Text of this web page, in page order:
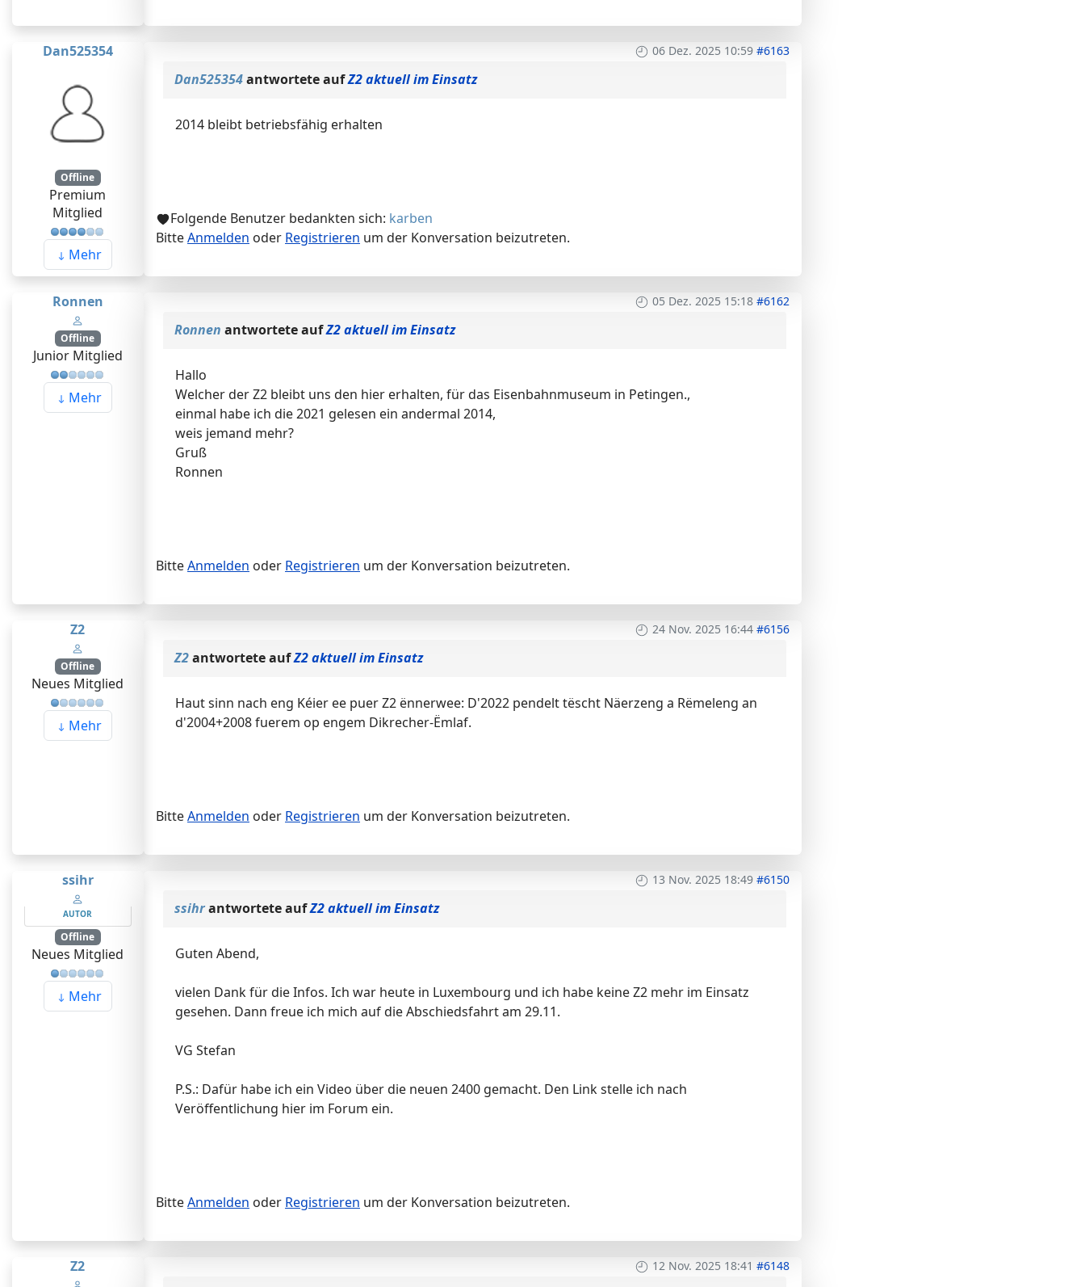
Dan525354
Offline
Premium
Mitglied
Mehr
06 Dez. 2025 10:59 #6163
Dan525354antwortete aufZ2 aktuell im Einsatz
2014 bleibt betriebsfähig erhalten
Folgende Benutzer bedankten sich: karben
BitteAnmelden oder Registrieren um der Konversation beizutreten.
Ronnen
Offline
Junior Mitglied
Mehr
05 Dez. 2025 15:18 #6162
Ronnen antwortete aufZ2 aktuell im Einsatz
Hallo
Welcher der Z2 bleibt uns den hier erhalten, für das Eisenbahnmuseum in Petingen.,
einmal habe ich die 2021 gelesen ein andermal 2014,
weis jemand mehr?
Gruß
Ronnen
BitteAnmelden oder Registrieren um der Konversation beizutreten.
Z2
Offline
Neues Mitglied
Mehr
24 Nov. 2025 16:44 #6156
Z2antwortete aufZ2 aktuell im Einsatz
Haut sinn nach eng Kéier ee puer Z2 ënnerwee: D'2022 pendelt tëscht Näerzeng a Rëmeleng an
d'2004+2008 fuerem op engem Dikrecher-Ëmlaf.
BitteAnmelden oder Registrieren um der Konversation beizutreten.
ssihr
AUTOR
Offline
Neues Mitglied
Mehr
13 Nov. 2025 18:49 #6150
ssihrantwortete aufZ2 aktuell im Einsatz
Guten Abend,
vielen Dank für die Infos. Ich war heute in Luxembourg und ich habe keine Z2 mehr im Einsatz
gesehen. Dann freue ich mich auf die Abschiedsfahrt am 29.11.
VG Stefan
P.S.: Dafür habe ich ein Video über die neuen 2400 gemacht. Den Link stelle ich nach
Veröffentlichung hier im Forum ein.
BitteAnmelden oder Registrieren um der Konversation beizutreten.
Z2 12 Nov. 2025 18:41 #6148